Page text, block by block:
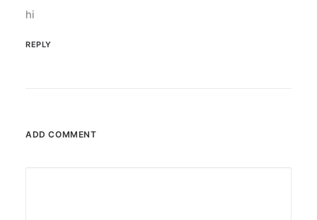
hi
REPLY
ADD COMMENT